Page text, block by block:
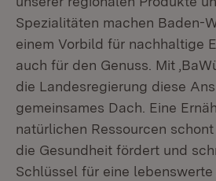
Spezialitäten machen Baden-
einem Vorbild für nachhaltige
auch für den Genuss. Mit
die Landesregierung diese
gemeinsames Dach. Eine
natürlichen Ressourcen
die Gesundheit fördert und
Schlüssel für eine